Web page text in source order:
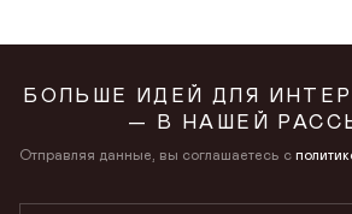
БОЛЬШЕ ИДЕЙ ДЛЯ
— В НАШЕЙ
Отправляя данные, вы соглашаетесь с